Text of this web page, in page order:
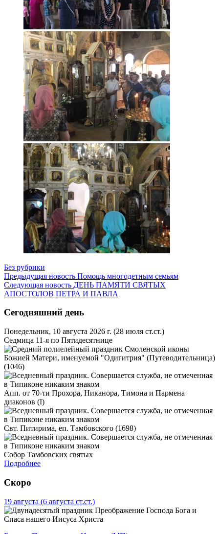
Без рубрики
Предыдущая новость Помощь многодетным семьям
Следующая новость ДЕНЬ ПАМЯТИ СВЯТЫХ
АПОСТОЛОВ ПЕТРА И ПАВЛА
Сегодняшний день
Понедельник, 10 августа 2026 г. (28 июля ст.ст.)
Седмица 11-я по Пятидесятнице
Смоленской иконы
Божией Матери, именуемой "Одигитрия" (Путеводительница)
(1046)
Апп. от 70-ти Прохора, Никанора, Тимона и Пармена
диаконов (I)
Свт. Питирима, еп. Тамбовского (1698)
Собор Тамбовских святых
Подробнее
Скоро
19 августа (6 августа ст.ст.)
Преображение Господа Бога и
Спаса нашего Иисуса Христа